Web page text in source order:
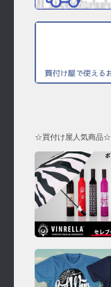
☆買付け屋人気商品☆